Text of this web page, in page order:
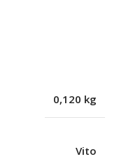
0,120 kg
Vito